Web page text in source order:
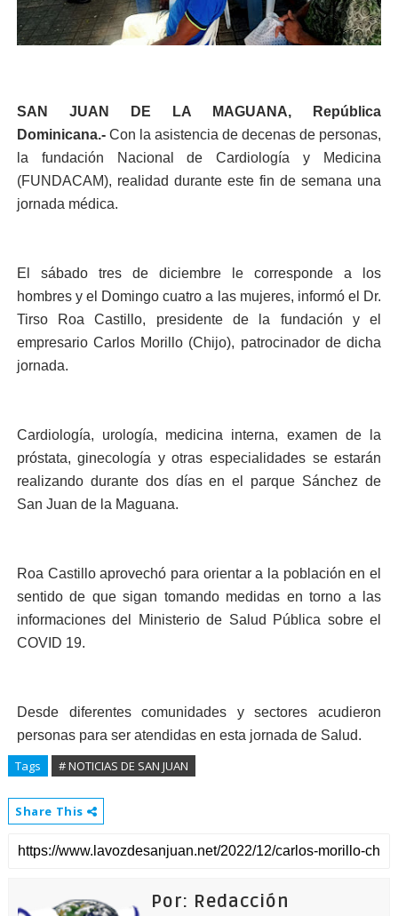
SAN JUAN DE LA MAGUANA, República
Dominicana.- Con la asistencia de decenas de personas,
la fundación Nacional de Cardiología y Medicina
(FUNDACAM), realidad durante este fin de semana una
jornada médica.
El sábado tres de diciembre le corresponde a los
hombres y el Domingo cuatro a las mujeres, informó el Dr.
Tirso Roa Castillo, presidente de la fundación y el
empresario Carlos Morillo (Chijo), patrocinador de dicha
jornada.
Cardiología, urología, medicina interna, examen de la
próstata, ginecología y otras especialidades se estarán
realizando durante dos días en el parque Sánchez de
San Juan de la Maguana.
Roa Castillo aprovechó para orientar a la población en el
sentido de que sigan tomando medidas en torno a las
informaciones del Ministerio de Salud Pública sobre el
COVID 19.
Desde diferentes comunidades y sectores acudieron
personas para ser atendidas en esta jornada de Salud.
Tags # NOTICIAS DE SAN JUAN
Share This
Por: Redacción